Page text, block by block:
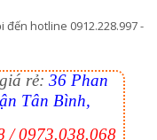
hotline 0912.228.997 -
rẻ: 36 Phan
Tân Bình,
/ 0973.038.068